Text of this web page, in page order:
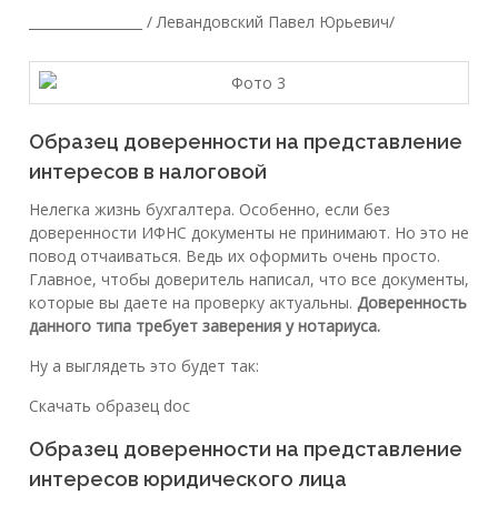
_________________ / Левандовский Павел Юрьевич/
Образец доверенности на представление
интересов в налоговой
Нелегка жизнь бухгалтера. Особенно, если без
доверенности ИФНС документы не принимают. Но это не
повод отчаиваться. Ведь их оформить очень просто.
Главное, чтобы доверитель написал, что все документы,
которые вы даете на проверку актуальны. Доверенность
данного типа требует заверения у нотариуса.
Ну а выглядеть это будет так:
Скачать образец doc
Образец доверенности на представление
интересов юридического лица